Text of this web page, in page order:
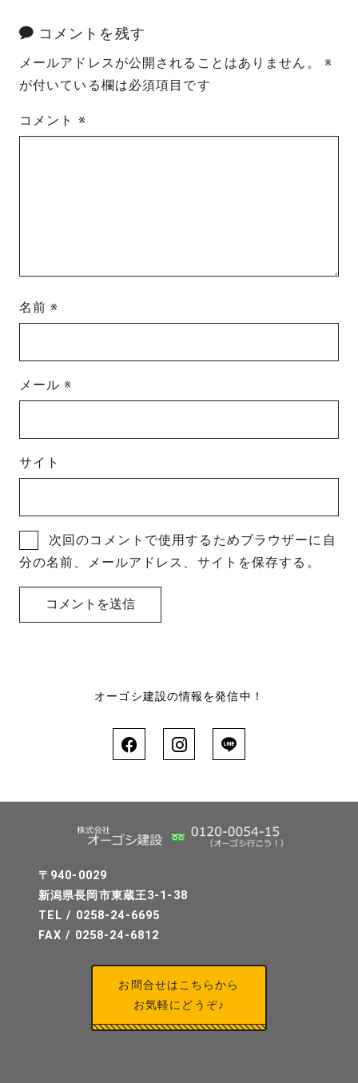
コメントを残す
メールアドレスが公開されることはありません。
※
が付いている欄は必須項目です
コメント ※
名前※
メール※
サイト
次回のコメントで使用するためブラウザーに自
分の名前、メールアドレス、サイトを保存する。
オーゴシ建設の情報を発信中！
〒940-0029
新潟県長岡市東蔵王3-1-38
TEL / 0258-24-6695
FAX / 0258-24-6812
お問合せはこちらから
お気軽にどうぞ♪